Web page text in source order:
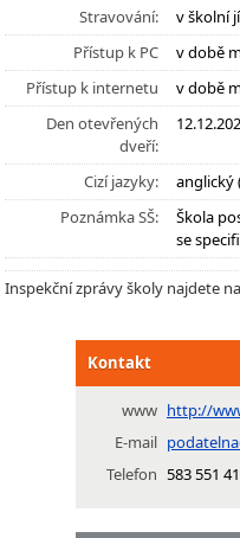
Stravování:
v školní
Přístup k PC
v době
Přístup k internetu
v době
Den otevřených
dveří:
Cizí jazyky:
anglický
Poznámka SŠ:
Škola
se
Inspekční zprávy školy najdete na
Kontakt
www http://
E-mail
Telefon 583 551